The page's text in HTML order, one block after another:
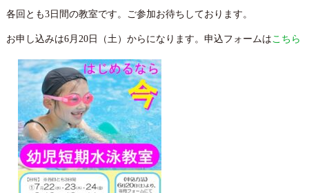
各回とも3日間の教室です。ご参加お待ちしております。
お申し込みは6月20日（土）からになります。申込フォームはこちら